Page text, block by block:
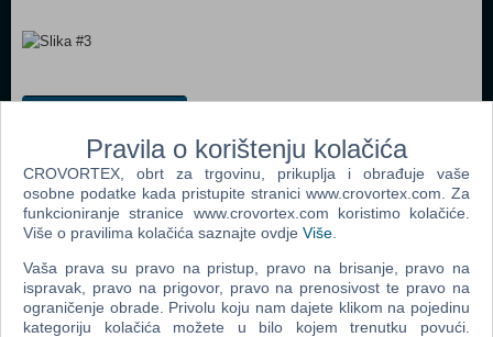
Popularno
LEGO Duplo Osnovne kocke 6176
LEGO Policijska postaja 60047
LEGO Duplo Kreativna kutija za slaganje 10618
LEGO Vatrogasna postaja 60004
Pravila o korištenju kolačića
CROVORTEX, obrt za trgovinu, prikuplja i obrađuje vaše
osobne podatke kada pristupite stranici www.crovortex.com. Za
funkcioniranje stranice www.crovortex.com koristimo kolačiće.
Više o pravilima kolačića saznajte ovdje Više
Vaša prava su pravo na pristup, pravo na brisanje, pravo na
ispravak, pravo na prigovor, pravo na prenosivost te pravo na
ograničenje obrade. Privolu koju nam dajete klikom na pojedinu
kategoriju kolačića možete u bilo kojem trenutku povući.